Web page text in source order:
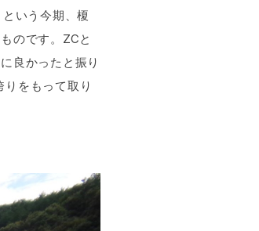
いう今期、榎
のです。ZCと
良かったと振り
をもって取り